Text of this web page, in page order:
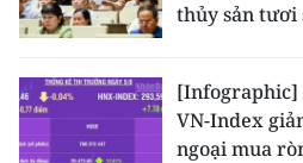
thủy sản tươi
[Infographic]
VN-Index
ngoại mua